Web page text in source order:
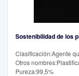
Sostenibilidad de los
Clasificación:Agente
Otros
Pureza:99,5%